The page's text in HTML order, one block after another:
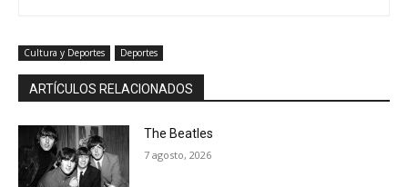
Cultura y Deportes Deportes
ARTÍCULOS RELACIONADOS
The Beatles
7 agosto, 2026